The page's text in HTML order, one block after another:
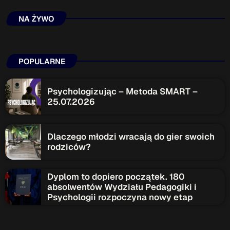
Przydatne informacje
Projekt ruszył w październiku 2015 roku z inicjatywy
Patronat medialny Radia Fraszka
Czytaj więcej…
Wyszukaj
search
NA ŻYWO
POPULARNE
Psychologizując – Metoda SMART –
25.07.2026
Dlaczego młodzi wracają do gier swoich
rodziców?
Dyplom to dopiero początek. 180
absolwentów Wydziału Pedagogiki i
Psychologii rozpoczyna nowy etap